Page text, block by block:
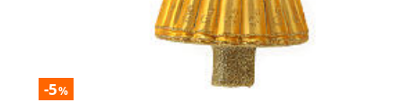
-5%